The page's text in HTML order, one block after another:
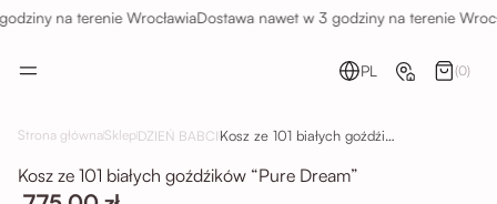
na terenie WrocławiaDostawa nawet w 3 godziny na terenie
PL (0)
Strona główna Sklep DZIEŃ BABCI Kosz ze 101 białych goźdźików “Pure Dream”
Kosz ze 101 białych goźdźików “Pure Dream”